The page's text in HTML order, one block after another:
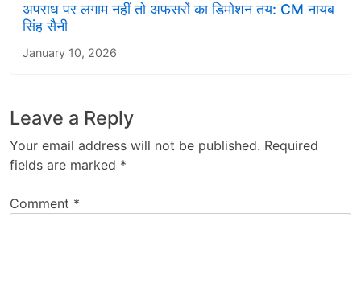
अपराध पर लगाम नहीं तो अफसरों का डिमोशन तय: CM नायब
सिंह सैनी
January 10, 2026
Leave a Reply
Your email address will not be published. Required
fields are marked *
Comment *